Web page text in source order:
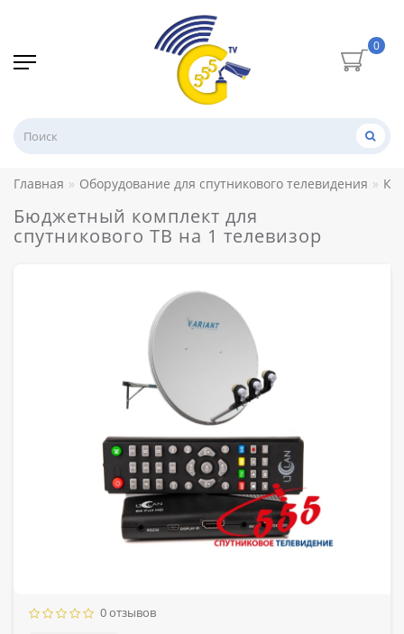
0
Главная Оборудование для спутникового телевидения
Бюджетный комплект для
спутникового ТВ на 1 телевизор
0 отзывов